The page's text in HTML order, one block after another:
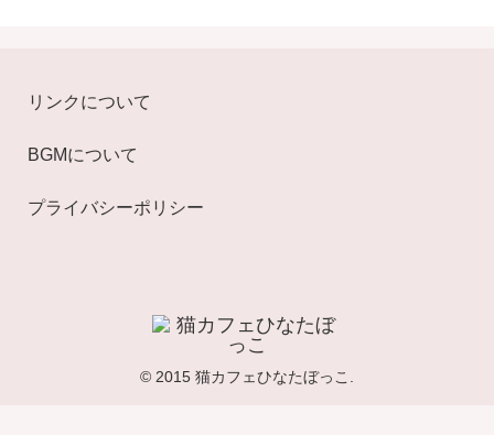
リンクについて
BGMについて
プライバシーポリシー
© 2015 猫カフェひなたぼっこ.